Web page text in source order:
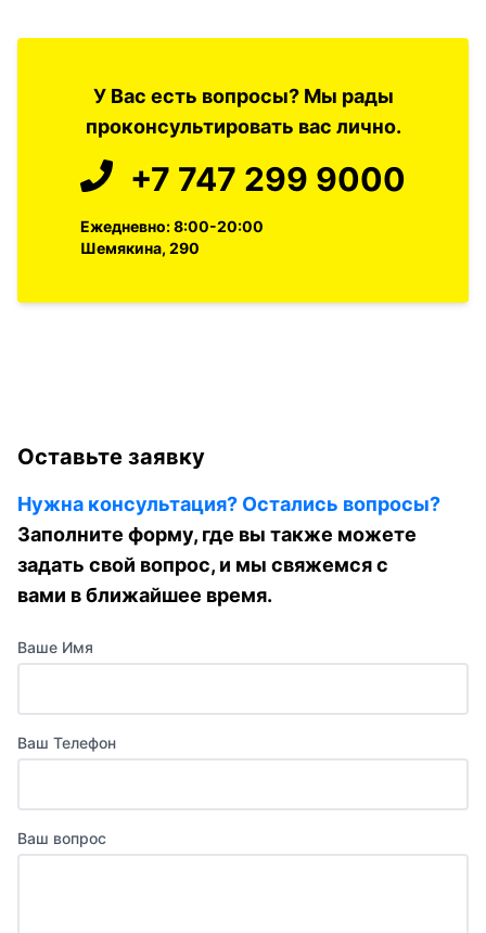
У Вас есть вопросы? Мы рады
проконсультировать вас лично.
+7 747 299 9000
Ежедневно: 8:00-20:00
Шемякина, 290
Оставьте заявку
Нужна консультация? Остались вопросы?
Заполните форму, где вы также можете
задать свой вопрос, и мы свяжемся с
вами в ближайшее время.
Ваше Имя
Ваш Телефон
Ваш вопрос